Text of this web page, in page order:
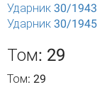
Ударник 30/1943
Ударник 30/1945
Том: 29
Том: 29